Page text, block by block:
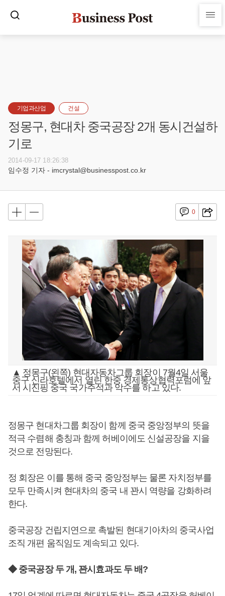
기업과산업 건설
정몽구, 현대차 중국공장 2개 동시건설하
기로
2014-09-17 18:26:38
임수정 기자 - imcrystal@businesspost.co.kr
0
▲ 정몽구(왼쪽) 현대자동차그룹 회장이 7월4일 서울
중구 신라호텔에서 열린 한중 경제통상협력포럼에 앞
서 시진핑 중국 국가주석과 악수를 하고 있다.
정몽구 현대차그룹 회장이 함께 중국 중앙정부의 뜻을
적극 수렴해 충칭과 함께 허베이에도 신설공장을 지을
것으로 전망된다.
정 회장은 이를 통해 중국 중앙정부는 물론 자치정부를
모두 만족시켜 현대차의 중국 내 꽌시 역량을 강화하려
한다.
중국공장 건립지연으로 촉발된 현대기아차의 중국사업
조직 개편 움직임도 계속되고 있다.
◆ 중국공장 두 개, 꽌시효과도 두 배?